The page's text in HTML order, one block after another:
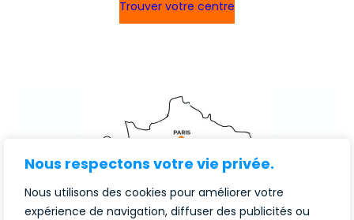
Nous respectons votre vie privée.
Nous utilisons des cookies pour améliorer votre
expérience de navigation, diffuser des publicités ou
Trouver votre centre